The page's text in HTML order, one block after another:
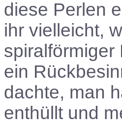
diese Perlen
ihr vielleicht,
spiralförmiger
ein
dachte, man
enthüllt und